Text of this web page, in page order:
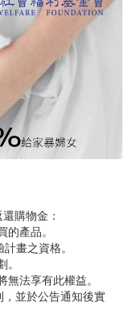
購物金：
產品。
畫之資格。
法享有此權益。
並於公告通知後實